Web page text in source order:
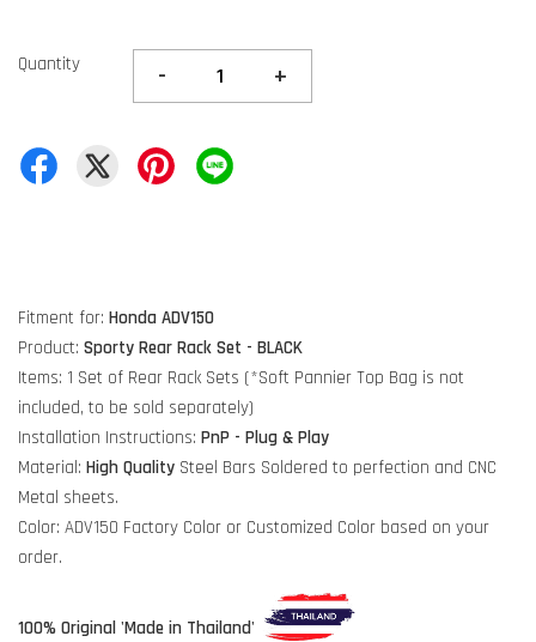
Quantity - +
Fitment for: Honda ADV150
Product: Sporty Rear Rack Set - BLACK
Items: 1 Set of Rear Rack Sets (*Soft Pannier Top Bag is not
included, to be sold separately)
Installation Instructions: PnP - Plug & Play
Material: High Quality Steel Bars Soldered to perfection and CNC
Metal sheets.
Color: ADV150 Factory Color or Customized Color based on your
order.
100% Original 'Made in Thailand'